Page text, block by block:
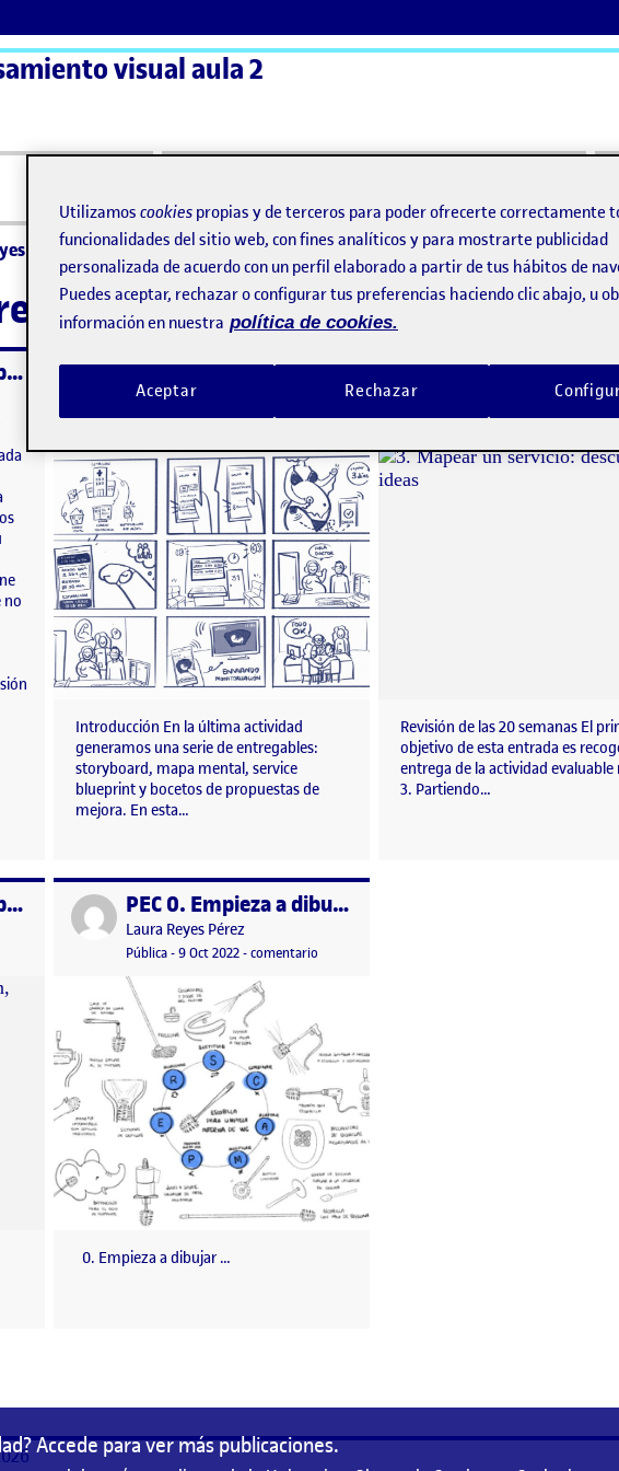
visual aula 2
Pérez
5. Comunicación del proyecto
3:34 pm
en 5. Comunicación del proyecto
no
4. Mostrar y testear
Publicado por
Laura Reyes Pérez
Visibilidad:
Pública-Fecha de publicación
10 Ene 202324 enero, 2023 6:50 pm
-comentarioen 4. Mostrar y testear
Introducción En la última actividad
generamos una serie de entregables:
storyboard, mapa mental, service
blueprint y bocetos de propuestas de
mejora. En esta…
Laura Reyes Pérez
Visibilidad:
Pública-Fecha de
29 Nov 202216
-1
Revisión de las 20 semanas El
objetivo de esta entrada es
entrega de la actividad
3. Partiendo…
1. Narrativa visual. Observación, documentación y análisis
10:23 am
en 1. Narrativa visual. Observación, documentación y análisis
Publicado por PEC 0. Empieza a dibujar
Publicado por
Laura Reyes Pérez
Visibilidad:
Pública-Fecha de publicación
9 Oct 2022-comentario
0. Empieza a dibujar …
Accede para ver más publicaciones.
Utilizamos cookies propias y de terceros para poder ofrecerte correctamente
funcionalidades del sitio web, con fines analíticos y para mostrarte publicidad
personalizada de acuerdo con un perfil elaborado a partir de tus hábitos de
Puedes aceptar, rechazar o configurar tus preferencias haciendo clic abajo, u
información en nuestra política de cookies.
Rechazar
Aceptar